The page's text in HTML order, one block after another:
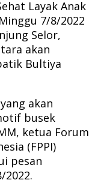
Layak Anak
7/8/2022
Selor,
akan
Bultiya
akan
busek
ketua Forum
(FPPI)
pesan
2022.